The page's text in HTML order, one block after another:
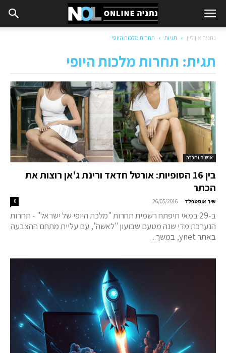
נתניה און ליין תגיות תחרות מלכות היופי
תגית: תחרות מלכות היופי
אנשים וחברה
בין 16 הסופיות: אורטל חדאד ורינת ג'אן רוצות את
הכתר
שיר אוסטפלד -
26/05/2016
0
ב-29 במאי תיפתח רשמית תחרות "מלכת היופי של ישראל" - תחרות
הנערכת מדי שנה מטעם שבועון "לאשה", עם עליית מתחם ההצבעה
באתר ynet, במשך...